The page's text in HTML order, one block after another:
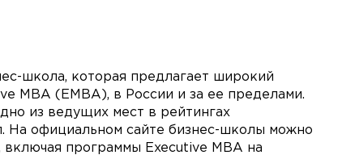
школа, которая предлагает широкий
MBA (EMBA), в России и за ее пределами.
из ведущих мест в рейтингах
На официальном сайте бизнес-школы можно
программы Executive MBA на